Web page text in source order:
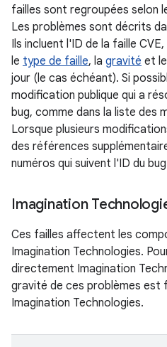
failles sont regroupées selon
Les problèmes sont décrits
Ils incluent l'ID de la faille
le type de faille, la gravité et
jour (le cas échéant). Si
modification publique qui a
bug, comme dans la liste des
Lorsque plusieurs
des références
numéros qui suivent l'ID du
Imagination
Ces failles affectent les
Imagination Technologies.
directement Imagination
gravité de ces problèmes est
Imagination Technologies.